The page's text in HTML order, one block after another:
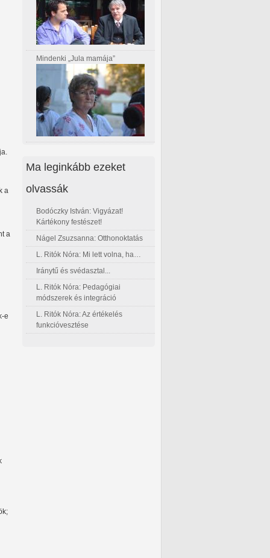
a
a
e
Mindenki „Jula mamája”
Ma leginkább ezeket
olvassák
Bodóczky István: Vigyázat!
Kártékony festészet!
Nágel Zsuzsanna: Otthonoktatás
L. Ritók Nóra: Mi lett volna, ha…
Iránytű és svédasztal...
L. Ritók Nóra: Pedagógiai
módszerek és integráció
L. Ritók Nóra: Az értékelés
funkcióvesztése